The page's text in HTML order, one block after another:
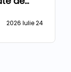
2026 Iulie 24